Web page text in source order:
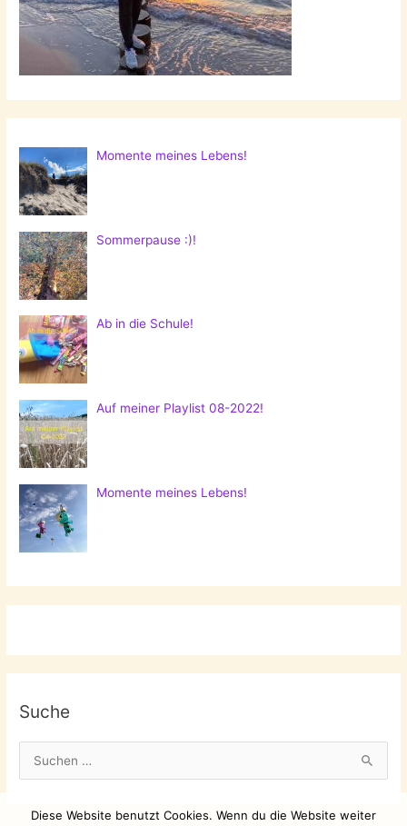
Momente meines Lebens!
Sommerpause :)!
Ab in die Schule!
Auf meiner Playlist 08-2022!
Momente meines Lebens!
Suche
u
Diese Website benutzt Cookies. Wenn du die Website weiter